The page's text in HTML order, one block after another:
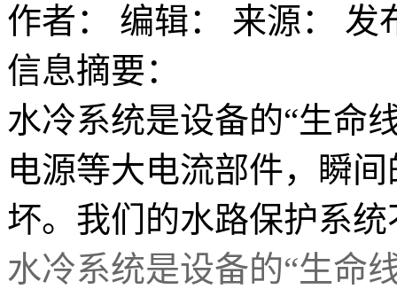
作者： 编辑： 来源： 发
信息摘要：
水冷系统是设备的“生命
电源等大电流部件，瞬
坏。我们的水路保护系
水冷系统是设备的“生命